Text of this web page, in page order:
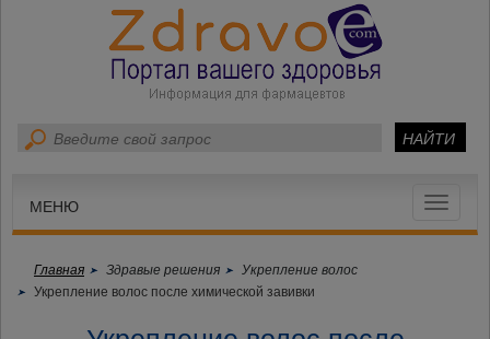
Toggle
МЕНЮ
Главная Здравые решения
Укрепление волос
Укрепление волос после химической завивки